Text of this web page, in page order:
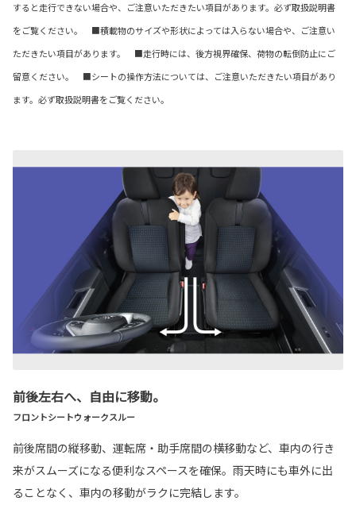
すると走行できない場合や、ご注意いただきたい項目があります。必ず取扱説明書
をご覧ください。 ■積載物のサイズや形状によっては入らない場合や、ご注意い
ただきたい項目があります。 ■走行時には、後方視界確保、荷物の転倒防止にご
留意ください。 ■シートの操作方法については、ご注意いただきたい項目があり
ます。必ず取扱説明書をご覧ください。
前後左右へ、自由に移動。
フロントシートウォークスルー
前後席間の縦移動、運転席・助手席間の横移動など、車内の行き
来がスムーズになる便利なスペースを確保。雨天時にも車外に出
ることなく、車内の移動がラクに完結します。